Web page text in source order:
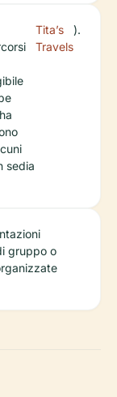
sedia
Tita’s
Travels
).
gruppo o